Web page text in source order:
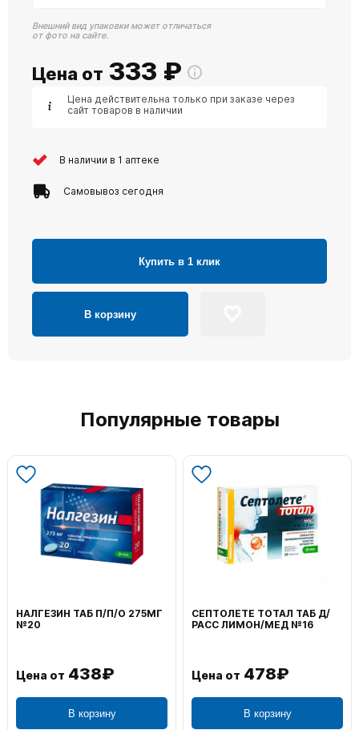
Внешний вид упаковки может отличаться
от фото на сайте.
Цена от 333 ₽
Цена действительна только при заказе через
сайт товаров в наличии
В наличии в 1 аптеке
Самовывоз сегодня
Купить в 1 клик
В корзину
Популярные товары
НАЛГЕЗИН ТАБ П/П/О 275МГ
№20
Цена от 438₽
В корзину
СЕПТОЛЕТЕ ТОТАЛ ТАБ Д/
РАСС ЛИМОН/МЕД №16
Цена от 478₽
В корзину